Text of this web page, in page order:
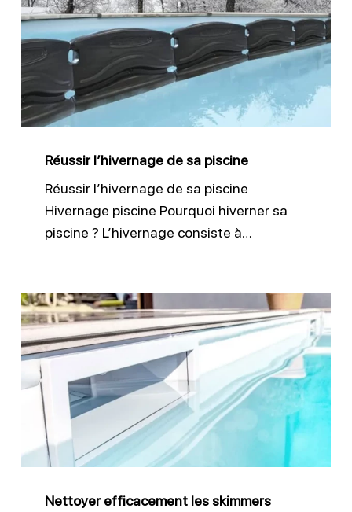
de
sa
piscine
Réussir l’hivernage de sa piscine
Réussir l’hivernage de sa piscine
Hivernage piscine Pourquoi hiverner sa
piscine ? L’hivernage consiste à…
Nettoyer
efficacement
les
skimmers
piscine
Nettoyer efficacement les skimmers